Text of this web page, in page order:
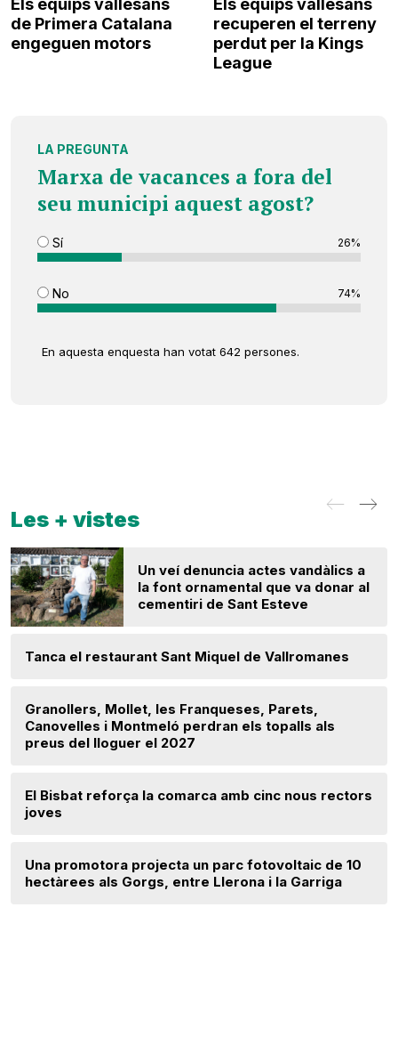
Els equips vallesans
de Primera Catalana
engeguen motors
Els equips vallesans
recuperen el terreny
perdut per la Kings
League
LA PREGUNTA
Marxa de vacances a fora del
seu municipi aquest agost?
Sí 26%
No 74%
En aquesta enquesta han votat 642 persones.
Les + vistes
Un veí denuncia actes vandàlics a
la font ornamental que va donar al
cementiri de Sant Esteve
Tanca el restaurant Sant Miquel de Vallromanes
Granollers, Mollet, les Franqueses, Parets,
Canovelles i Montmeló perdran els topalls als
preus del lloguer el 2027
El Bisbat reforça la comarca amb cinc nous rectors
joves
Una promotora projecta un parc fotovoltaic de 10
hectàrees als Gorgs, entre Llerona i la Garriga